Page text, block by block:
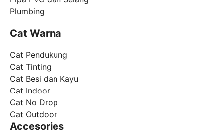
Plumbing
Cat Warna
Cat Pendukung
Cat Tinting
Cat Besi dan Kayu
Cat Indoor
Cat No Drop
Cat Outdoor
Accesories